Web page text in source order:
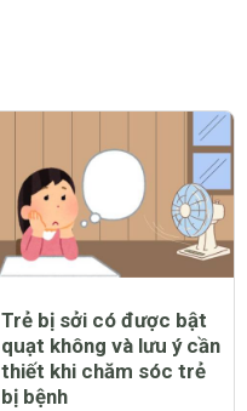
Trẻ bị sởi có được bật
quạt không và lưu ý cần
thiết khi chăm sóc trẻ
bị bệnh